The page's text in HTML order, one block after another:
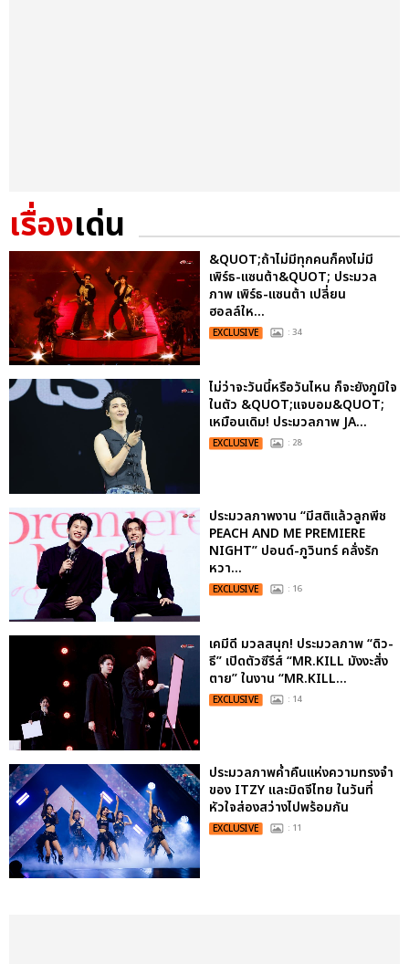
เรื่องเด่น
&QUOT;ถ้าไม่มีทุกคนก็คงไม่มี
เพิร์ธ-แซนต้า&QUOT; ประมวล
ภาพ เพิร์ธ-แซนต้า เปลี่ยน
ฮอลล์ให...
EXCLUSIVE : 34
ไม่ว่าจะวันนี้หรือวันไหน ก็จะยังภูมิใจ
ในตัว &QUOT;แจบอม&QUOT;
เหมือนเดิม! ประมวลภาพ JA...
EXCLUSIVE : 28
ประมวลภาพงาน “มีสติแล้วลูกพีช
PEACH AND ME PREMIERE
NIGHT” ปอนด์-ภูวินทร์ คลั่งรัก
หวา...
EXCLUSIVE : 16
เคมีดี มวลสนุก! ประมวลภาพ “ดิว-
ธี” เปิดตัวซีรีส์ “MR.KILL มังงะสั่ง
ตาย” ในงาน “MR.KILL...
EXCLUSIVE : 14
ประมวลภาพค่ำคืนแห่งความทรงจำ
ของ ITZY และมิดจีไทย ในวันที่
หัวใจส่องสว่างไปพร้อมกัน
EXCLUSIVE : 11